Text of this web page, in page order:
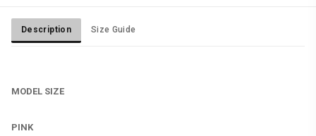
Description Size Guide
MODEL SIZE
PINK